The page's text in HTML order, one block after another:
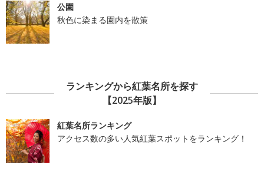
公園
秋色に染まる園内を散策
ランキングから紅葉名所を探す
【2025年版】
紅葉名所ランキング
アクセス数の多い人気紅葉スポットをランキング！